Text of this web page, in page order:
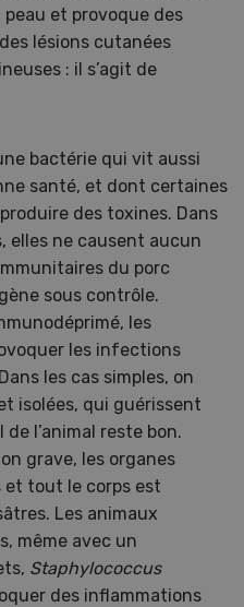
et provoque des
lésions cutanées
: il s’agit de
bactérie qui vit aussi
santé, et dont certaines
des toxines. Dans
elles ne causent aucun
du porc
sous contrôle.
les
les infections
les cas simples, on
isolées, qui guérissent
l’animal reste bon.
grave, les organes
tout le corps est
Les animaux
même avec un
Staphylococcus
des inflammations